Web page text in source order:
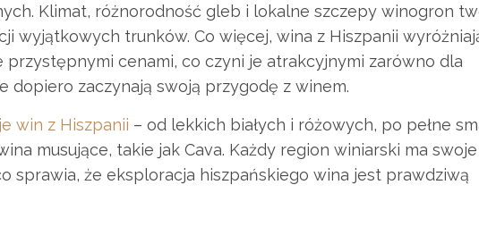
Klimat, różnorodność gleb i lokalne szczepy winogron
wyjątkowych trunków. Co więcej, wina z Hiszpanii
przystępnymi cenami, co czyni je atrakcyjnymi zarówno dla
dopiero zaczynają swoją przygodę z winem.
win z Hiszpanii – od lekkich białych i różowych, po pełne
musujące, takie jak Cava. Każdy region winiarski ma swoje
sprawia, że eksploracja hiszpańskiego wina jest prawdziwą